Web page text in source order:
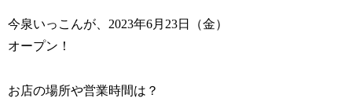
今泉いっこんが、2023年6月23日（金）
オープン！
お店の場所や営業時間は？